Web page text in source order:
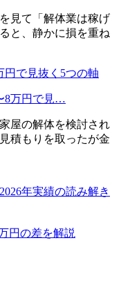
見て「解体業は稼げ
と、静かに損を重ね
8万円で見…
屋の解体を検討され
積もりを取ったが金
年実績の読み解き
円の差を解説